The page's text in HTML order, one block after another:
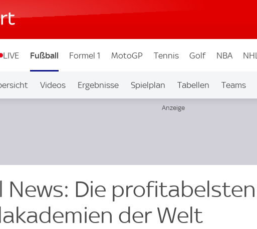
LIVE Fußball Formel 1 MotoGP Tennis Golf NBA NHL
Videos Ergebnisse Spielplan Tabellen Teams
News: Die profitabelsten
der Welt